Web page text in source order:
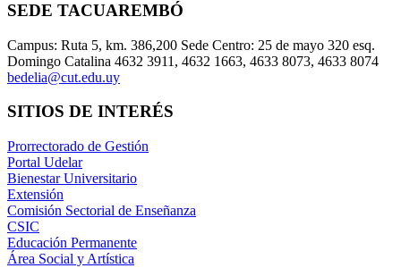
SEDE TACUAREMBÓ
Campus: Ruta 5, km. 386,200 Sede Centro: 25 de mayo 320 esq.
Domingo Catalina 4632 3911, 4632 1663, 4633 8073, 4633 8074
bedelia@cut.edu.uy
SITIOS DE INTERÉS
Prorrectorado de Gestión
Portal Udelar
Bienestar Universitario
Extensión
Comisión Sectorial de Enseñanza
CSIC
Educación Permanente
Área Social y Artística